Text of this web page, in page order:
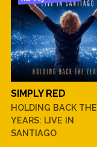
SIMPLY RED
HOLDING BACK THE
YEARS: LIVE IN
SANTIAGO